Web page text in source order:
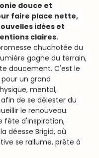
douce et
faire place nette,
idées et
claires.
chuchotée du
gagne du terrain,
doucement. C'est le
un grand
mental,
de se délester du
le renouveau.
fête d'inspiration,
déesse Brigid, où
se rallume, prête à